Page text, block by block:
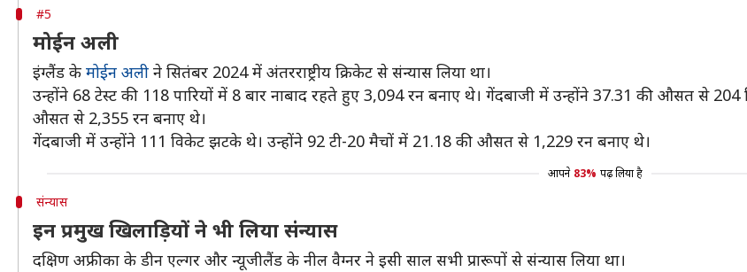
#5
मोईन अली
इंग्लैंड के मोईन अली ने सितंबर 2024 में अंतरराष्ट्रीय क्रिकेट से संन्यास लिया था।
उन्होंने 68 टेस्ट की 118 पारियों में 8 बार नाबाद रहते हुए 3,094 रन बनाए थे। गेंदबाजी में उन्होंने 37.31 की औसत से
औसत से 2,355 रन बनाए थे।
गेंदबाजी में उन्होंने 111 विकेट झटके थे। उन्होंने 92 टी-20 मैचों में 21.18 की औसत से 1,229 रन बनाए थे।
आपने 83% पढ़ लिया है
संन्यास
इन प्रमुख खिलाड़ियों ने भी लिया संन्यास
दक्षिण अफ्रीका के डीन एल्गर और न्यूजीलैंड के नील वैग्नर ने इसी साल सभी प्रारूपों से संन्यास लिया था।